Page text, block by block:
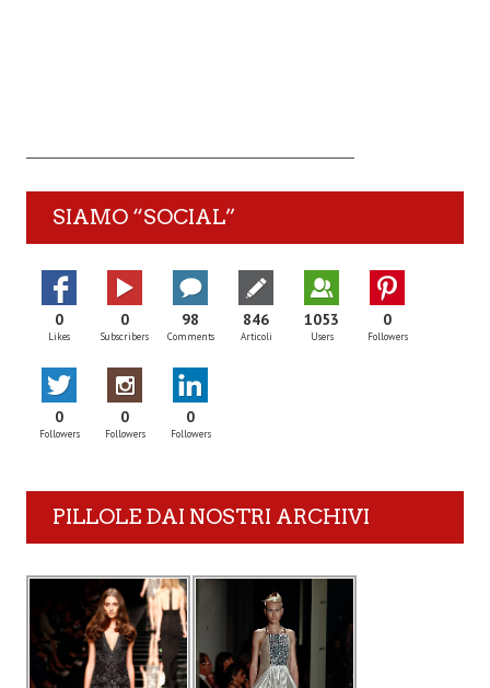
SIAMO “SOCIAL”
0
Likes
0
Subscribers
98
Comments
846
Articoli
1053
Users
0
Followers
0
Followers
0
Followers
0
Followers
PILLOLE DAI NOSTRI ARCHIVI